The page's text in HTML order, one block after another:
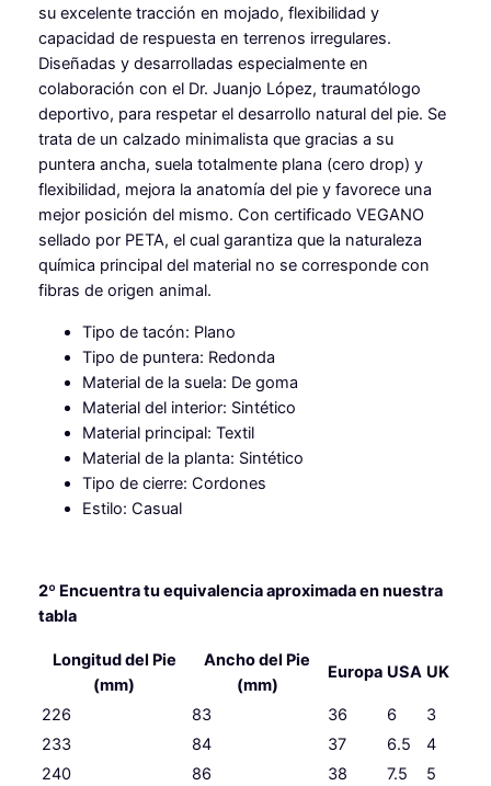
s
t
a
n
g
c
a
n
t
i
d
a
su excelente tracción en mojado, flexibilidad y
capacidad de respuesta en terrenos irregulares.
Diseñadas y desarrolladas especialmente en
colaboración con el Dr. Juanjo López, traumatólogo
deportivo, para respetar el desarrollo natural del pie. Se
trata de un calzado minimalista que gracias a su
puntera ancha, suela totalmente plana (cero drop) y
flexibilidad, mejora la anatomía del pie y favorece una
mejor posición del mismo. Con certificado VEGANO
sellado por PETA, el cual garantiza que la naturaleza
química principal del material no se corresponde con
fibras de origen animal.
Tipo de tacón: Plano
Tipo de puntera: Redonda
Material de la suela: De goma
Material del interior: Sintético
Material principal: Textil
Material de la planta: Sintético
Tipo de cierre: Cordones
Estilo: Casual
2º Encuentra tu equivalencia aproximada en nuestra
tabla
Longitud del Pie
(mm)
Ancho del Pie
(mm)
Europa USA UK
226 83 36 6
3
233
84 37 6.5
4
240
86 38 7.5
5